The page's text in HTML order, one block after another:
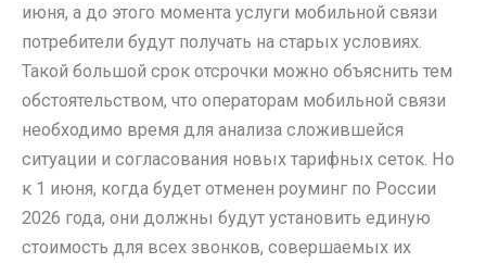
июня, а до этого момента услуги мобильной связи
потребители будут получать на старых условиях.
Такой большой срок отсрочки можно объяснить тем
обстоятельством, что операторам мобильной связи
необходимо время для анализа сложившейся
ситуации и согласования новых тарифных сеток. Но
к 1 июня, когда будет отменен роуминг по России
2026 года, они должны будут установить единую
стоимость для всех звонков, совершаемых их